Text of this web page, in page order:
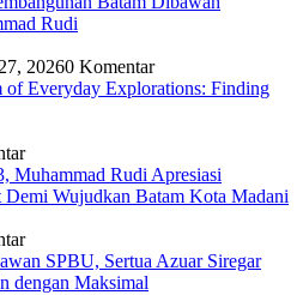
Rudi
20260 Komentar
of Everyday Explorations: Finding
Muhammad Rudi Apresiasi
Demi Wujudkan Batam Kota Madani
SPBU, Sertua Azuar Siregar
dengan Maksimal